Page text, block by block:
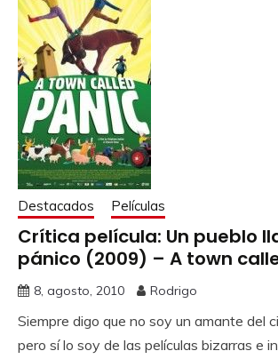
Destacados Películas
Crítica película: Un pueblo
pánico (2009) – A town
8, agosto, 2010 Rodrigo
Siempre digo que no soy un amante del
pero sí lo soy de las películas bizarras e